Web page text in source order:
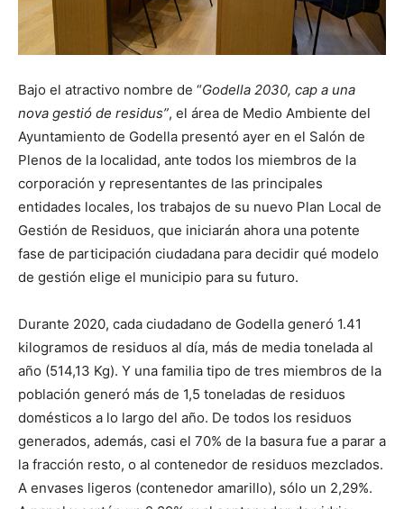
Bajo el atractivo nombre de “Godella 2030, cap a una
nova gestió de residus”, el área de Medio Ambiente del
Ayuntamiento de Godella presentó ayer en el Salón de
Plenos de la localidad, ante todos los miembros de la
corporación y representantes de las principales
entidades locales, los trabajos de su nuevo Plan Local de
Gestión de Residuos, que iniciarán ahora una potente
fase de participación ciudadana para decidir qué modelo
de gestión elige el municipio para su futuro.
Durante 2020, cada ciudadano de Godella generó 1.41
kilogramos de residuos al día, más de media tonelada al
año (514,13 Kg). Y una familia tipo de tres miembros de la
población generó más de 1,5 toneladas de residuos
domésticos a lo largo del año. De todos los residuos
generados, además, casi el 70% de la basura fue a parar a
la fracción resto, o al contenedor de residuos mezclados.
A envases ligeros (contenedor amarillo), sólo un 2,29%.